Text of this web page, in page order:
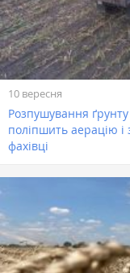
10 вересня
Розпушування
поліпшить аерацію
фахівці